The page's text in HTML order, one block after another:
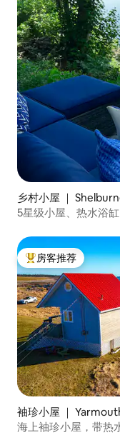
乡村小屋 ｜
5星级小屋、热水浴
热门「房客推荐」
房客推荐
袖珍小屋 ｜
海上袖珍小屋，带热